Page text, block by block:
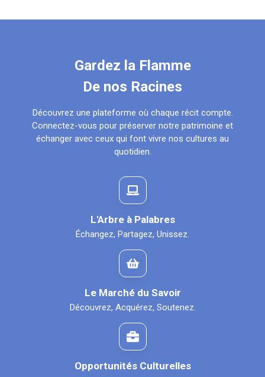
Gardez la Flamme
De nos Racines
Découvrez une plateforme où chaque récit compte.
Connectez-vous pour préserver notre patrimoine et
échanger avec ceux qui font vivre nos cultures au
quotidien.
L'Arbre à Palabres
Échangez, Partagez, Unissez.
Le Marché du Savoir
Découvrez, Acquérez, Soutenez.
Opportunités Culturelles